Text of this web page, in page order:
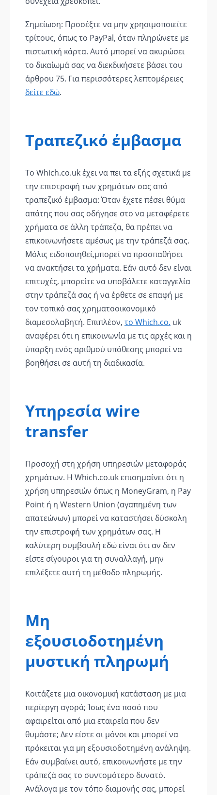
Σημείωση: Προσέξτε να μην χρησιμοποιείτε
τρίτους, όπως το PayPal, όταν πληρώνετε με
πιστωτική κάρτα. Αυτό μπορεί να ακυρώσει
το δικαίωμά σας να διεκδικήσετε βάσει του
άρθρου 75. Για περισσότερες λεπτομέρειες
δείτε εδώ.
Τραπεζικό έμβασμα
Το Which.co.uk έχει να πει τα εξής σχετικά με
την επιστροφή των χρημάτων σας από
τραπεζικό έμβασμα: Όταν έχετε πέσει θύμα
απάτης που σας οδήγησε στο να μεταφέρετε
χρήματα σε άλλη τράπεζα, θα πρέπει να
επικοινωνήσετε αμέσως με την τράπεζά σας.
Μόλις ειδοποιηθεί,μπορεί να προσπαθήσει
να ανακτήσει τα χρήματα. Εάν αυτό δεν είναι
επιτυχές, μπορείτε να υποβάλετε καταγγελία
στην τράπεζά σας ή να έρθετε σε επαφή με
τον τοπικό σας χρηματοοικονομικό
διαμεσολαβητή. Επιπλέον, το Which.co. uk
αναφέρει ότι η επικοινωνία με τις αρχές και η
ύπαρξη ενός αριθμού υπόθεσης μπορεί να
βοηθήσει σε αυτή τη διαδικασία.
Υπηρεσία wire
transfer
Προσοχή στη χρήση υπηρεσιών μεταφοράς
χρημάτων. Η Which.co.uk επισημαίνει ότι η
χρήση υπηρεσιών όπως η MoneyGram, η Pay
Point ή η Western Union (αγαπημένη των
απατεώνων) μπορεί να καταστήσει δύσκολη
την επιστροφή των χρημάτων σας. Η
καλύτερη συμβουλή εδώ είναι ότι αν δεν
είστε σίγουροι για τη συναλλαγή, μην
επιλέξετε αυτή τη μέθοδο πληρωμής.
Μη
εξουσιοδοτημένη
μυστική πληρωμή
Κοιτάζετε μια οικονομική κατάσταση με μια
περίεργη αγορά; Ίσως ένα ποσό που
αφαιρείται από μια εταιρεία που δεν
θυμάστε; Δεν είστε οι μόνοι και μπορεί να
πρόκειται για μη εξουσιοδοτημένη ανάληψη.
Εάν συμβαίνει αυτό, επικοινωνήστε με την
τράπεζά σας το συντομότερο δυνατό.
Ανάλογα με τον τόπο διαμονής σας, μπορεί